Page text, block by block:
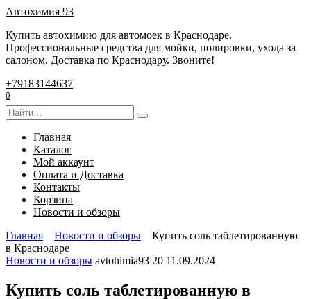
Перейти
содержанию
Автохимия 93
Купить автохимию для автомоек в Краснодаре.
Профессиональные средства для мойки, полировки, ухода за
салоном. Доставка по Краснодару. Звоните!
+79183144637
0
Search
for:
Главная
Каталог
Мой аккаунт
Оплата и Доставка
Контакты
Корзина
Новости и обзоры
Главная
Новости и обзоры
Купить соль таблетированную
в Краснодаре
Новости и обзоры avtohimia93 20 11.09.2024
Купить соль таблетированную в